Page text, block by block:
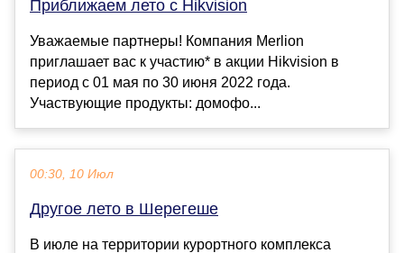
Приближаем лето с Hikvision
Уважаемые партнеры! Компания Merlion
приглашает вас к участию* в акции Hikvision в
период с 01 мая по 30 июня 2022 года.
Участвующие продукты: домофо...
00:30, 10 Июл
Другое лето в Шерегеше
В июле на территории курортного комплекса